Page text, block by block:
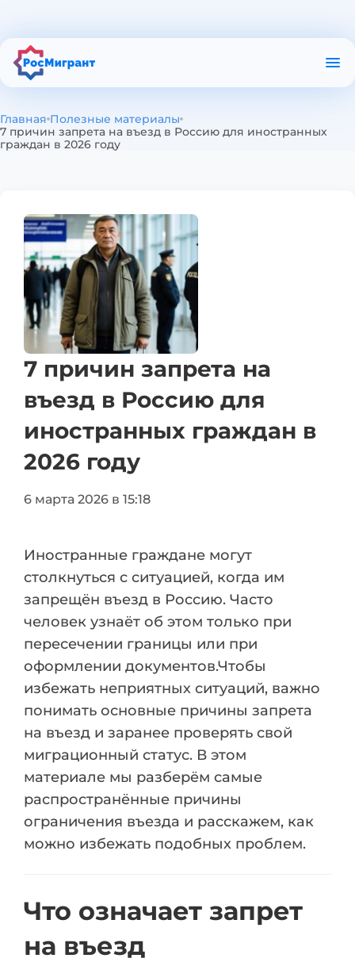
О приложении
Полезные материалы
Проверка патента
Главная Полезные материалы
7 причин запрета на въезд в Россию для иностранных
граждан в 2026 году
7 причин запрета на
въезд в Россию для
иностранных граждан в
2026 году
6 марта 2026 в 15:18
Иностранные граждане могут
столкнуться с ситуацией, когда им
запрещён въезд в Россию. Часто
человек узнаёт об этом только при
пересечении границы или при
оформлении документов.Чтобы
избежать неприятных ситуаций, важно
понимать основные причины запрета
на въезд и заранее проверять свой
миграционный статус. В этом
материале мы разберём самые
распространённые причины
ограничения въезда и расскажем, как
можно избежать подобных проблем.
Что означает запрет
на въезд